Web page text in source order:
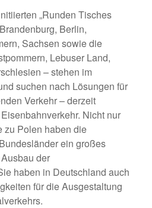
„Runden Tisches
Berlin,
Sachsen sowie die
Lebuser Land,
– stehen im
suchen nach Lösungen für
Verkehr – derzeit
Nicht nur
zu Polen haben die
ein großes
der
haben in Deutschland auch
für die Ausgestaltung